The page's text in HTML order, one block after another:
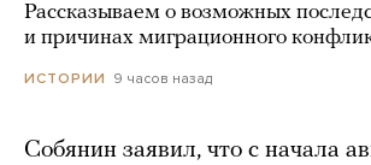
Рассказываем о возможных
и причинах миграционного
ИСТОРИИ 9 часов назад
Собянин заявил, что с начала